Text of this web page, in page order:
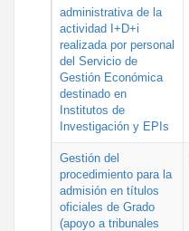
administrativa de la
actividad I+D+i
realizada por personal
del Servicio de
Gestión Económica
destinado en
Institutos de
Investigación y EPIs
Gestión del
procedimiento para la
admisión en títulos
oficiales de Grado
(apoyo a tribunales